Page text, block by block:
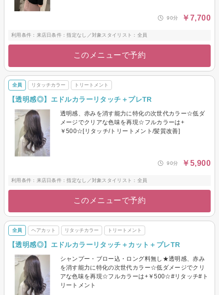
90分 ￥7,700
利用条件：来店日条件：指定なし／対象スタイリスト：全員
このメニューで予約
全員 リタッチカラー トリートメント
【透明感◎】エドルカラーリタッチ＋プレTR
透明感、赤みを消す能力に特化の次世代カラー☆低ダ
メージでクリアな色味を再現☆フルカラーは+
￥500☆[リタッチ/トリートメント/髪質改善]
90分 ￥5,900
利用条件：来店日条件：指定なし／対象スタイリスト：全員
このメニューで予約
全員 ヘアカット リタッチカラー トリートメント
【透明感◎】エドルカラーリタッチ＋カット＋プレTR
シャンプー・ブロー込・ロング料無し★透明感、赤み
を消す能力に特化の次世代カラー☆低ダメージでクリ
アな色味を再現☆フルカラーは+￥500☆#リタッチ#ト
リートメント